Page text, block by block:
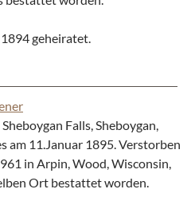
geheiratet.
Falls, Sheboygan,
am 11.Januar 1895. Verstorben
in Arpin, Wood, Wisconsin,
Ort bestattet worden.